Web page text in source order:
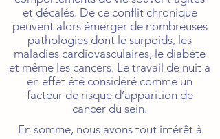
et décalés. De ce conflit chronique
peuvent alors émerger de nombreuses
pathologies dont le surpoids, les
maladies cardiovasculaires, le diabète
et même les cancers. Le travail de nuit a
en effet été considéré comme un
facteur de risque d’apparition de
cancer du sein.
En somme, nous avons tout intérêt à